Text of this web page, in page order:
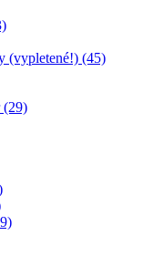
(vypletené!) (45)
(29)